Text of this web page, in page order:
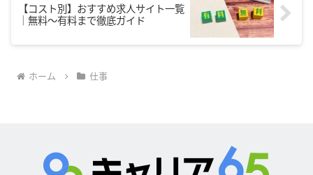
【コスト別】おすすめ求人サイト一覧
｜無料～有料まで徹底ガイド
ホーム 仕事